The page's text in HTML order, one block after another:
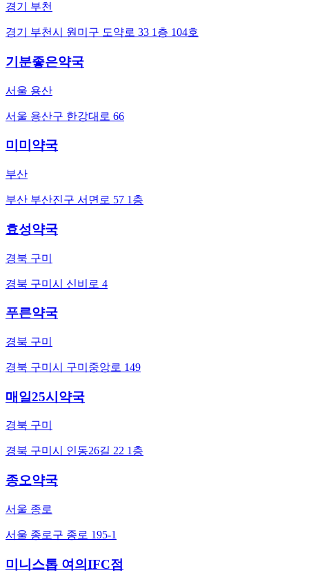
경기 부천
경기 부천시 원미구 도약로 33 1층 104호
기분좋은약국
서울 용산
서울 용산구 한강대로 66
미미약국
부산
부산 부산진구 서면로 57 1층
효성약국
경북 구미
경북 구미시 신비로 4
푸른약국
경북 구미
경북 구미시 구미중앙로 149
매일25시약국
경북 구미
경북 구미시 인동26길 22 1층
종오약국
서울 종로
서울 종로구 종로 195-1
미니스톱 여의IFC점